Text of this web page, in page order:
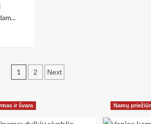
Įrašų
1 2 Next
ir švara Namų